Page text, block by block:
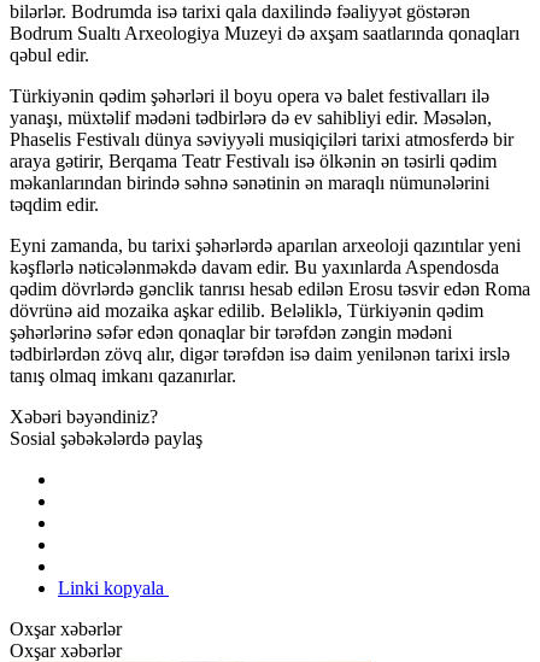
bilərlər. Bodrumda isə tarixi qala daxilində fəaliyyət göstərən
Bodrum Sualtı Arxeologiya Muzeyi də axşam saatlarında qonaqları
qəbul edir.
Türkiyənin qədim şəhərləri il boyu opera və balet festivalları ilə
yanaşı, müxtəlif mədəni tədbirlərə də ev sahibliyi edir. Məsələn,
Phaselis Festivalı dünya səviyyəli musiqiçiləri tarixi atmosferdə bir
araya gətirir, Berqama Teatr Festivalı isə ölkənin ən təsirli qədim
məkanlarından birində səhnə sənətinin ən maraqlı nümunələrini
təqdim edir.
Eyni zamanda, bu tarixi şəhərlərdə aparılan arxeoloji qazıntılar yeni
kəşflərlə nəticələnməkdə davam edir. Bu yaxınlarda Aspendosda
qədim dövrlərdə gənclik tanrısı hesab edilən Erosu təsvir edən Roma
dövrünə aid mozaika aşkar edilib. Beləliklə, Türkiyənin qədim
şəhərlərinə səfər edən qonaqlar bir tərəfdən zəngin mədəni
tədbirlərdən zövq alır, digər tərəfdən isə daim yenilənən tarixi irslə
tanış olmaq imkanı qazanırlar.
Xəbəri bəyəndiniz?
Sosial şəbəkələrdə paylaş
Linki kopyala
Oxşar xəbərlər
Oxşar xəbərlər